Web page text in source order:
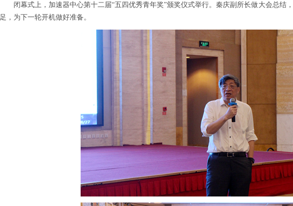
闭幕式上，加速器中心第十二届“五四优秀青年奖”颁奖仪式举行。秦庆副所长做大会总结，
足，为下一轮开机做好准备。